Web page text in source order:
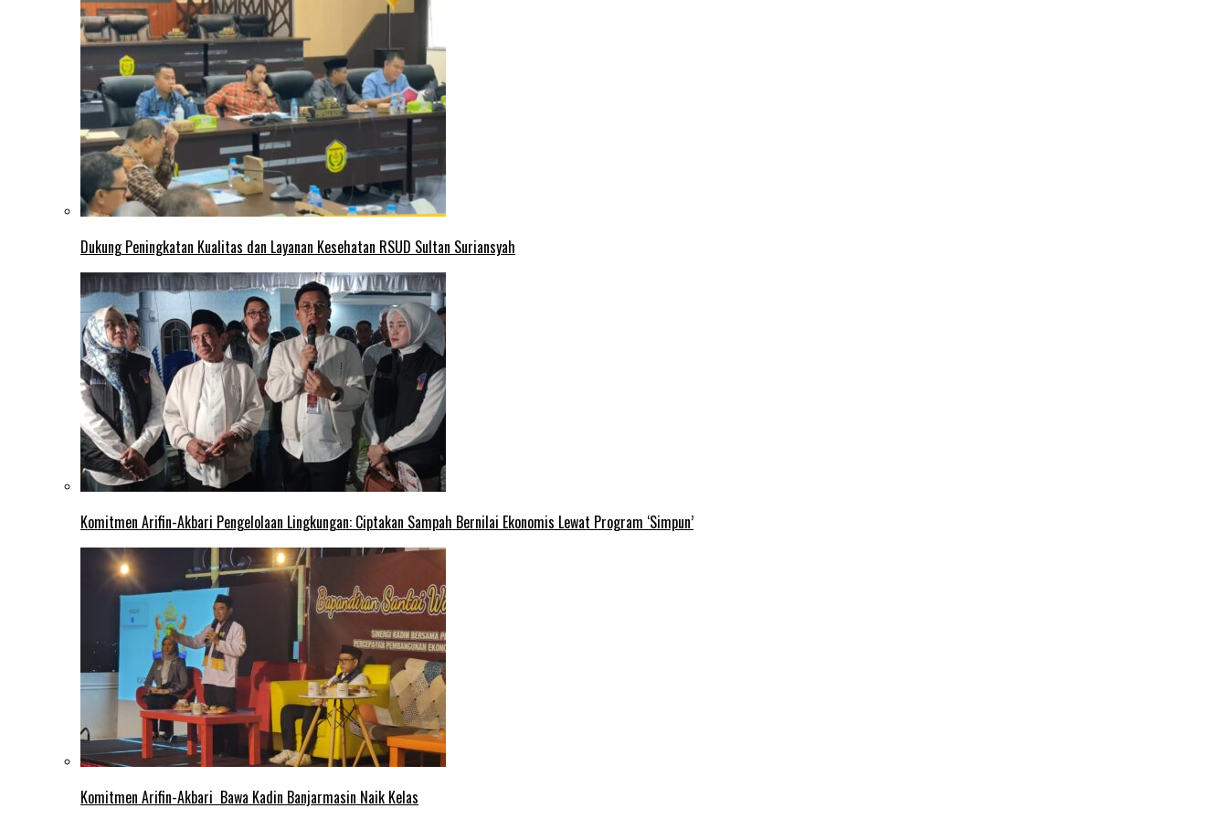
Dukung Peningkatan Kualitas dan Layanan Kesehatan RSUD Sultan Suriansyah
Komitmen Arifin-Akbari Pengelolaan Lingkungan: Ciptakan Sampah Bernilai Ekonomis Lewat Program ‘Simpun’
Komitmen Arifin-Akbari Bawa Kadin Banjarmasin Naik Kelas